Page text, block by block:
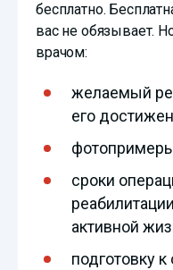
бесплатно.
вас не обязывает.
врачом:
желаемый
его
сроки
активной
подготовку